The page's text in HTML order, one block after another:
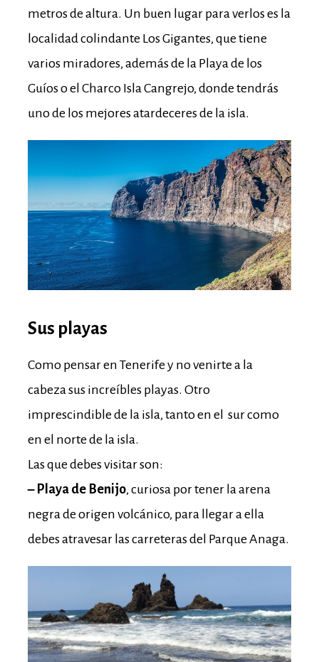
metros de altura. Un buen lugar para verlos es la
localidad colindante Los Gigantes, que tiene
varios miradores, además de la Playa de los
Guíos o el Charco Isla Cangrejo, donde tendrás
uno de los mejores atardeceres de la isla.
Sus playas
Como pensar en Tenerife y no venirte a la
cabeza sus increíbles playas. Otro
imprescindible de la isla, tanto en el sur como
en el norte de la isla.
Las que debes visitar son:
– P laya de Benijo, curiosa por tener la arena
negra de origen volcánico, para llegar a ella
debes atravesar las carreteras del Parque Anaga.